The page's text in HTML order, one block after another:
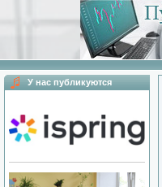
У нас публикуются